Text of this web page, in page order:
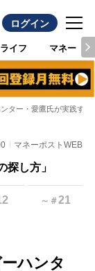
ログイン
ライフ マネー
ンター・愛鷹氏が実践す
マネーポストWEB
探し方」
～ ＃21
ハンタ